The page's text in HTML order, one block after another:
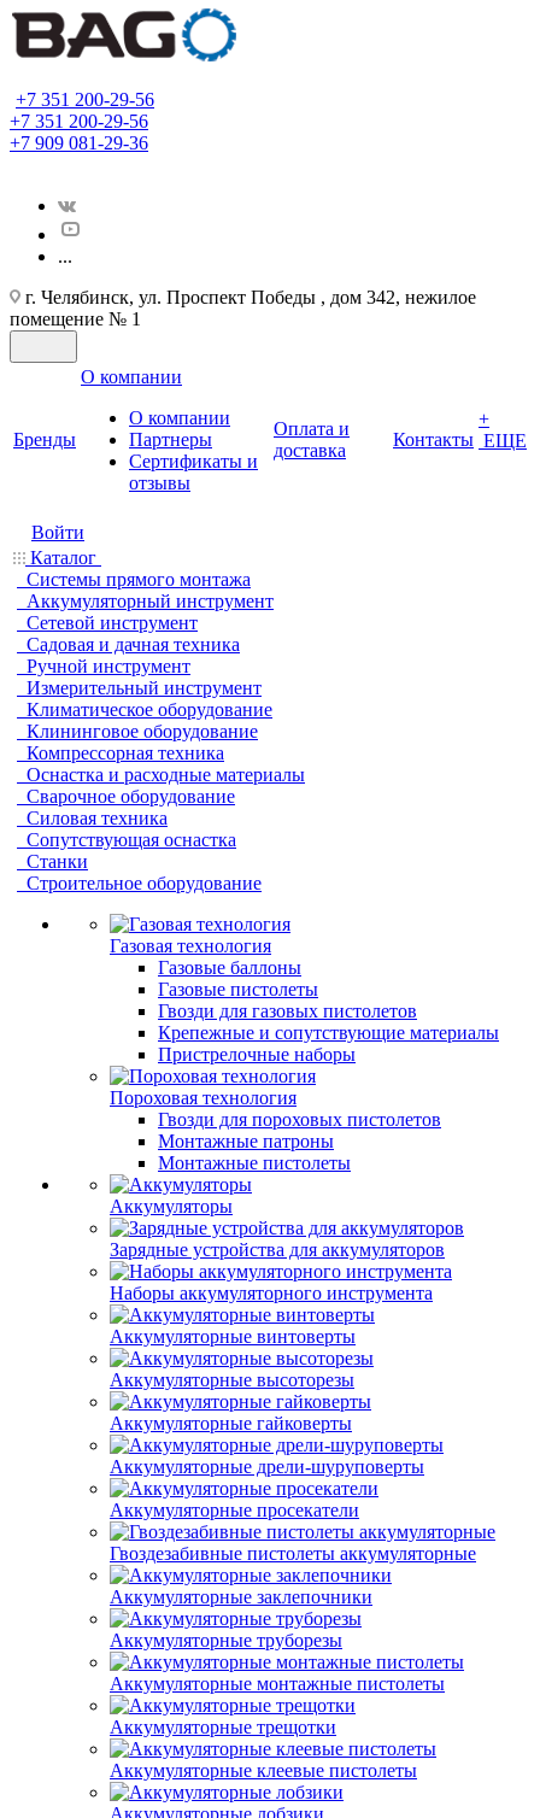
+7 351 200-29-56
+7 351 200-29-56
+7 909 081-29-36
...
г. Челябинск, ул. Проспект Победы , дом 342, нежилое
помещение № 1
Бренды
О компании
О компании
Партнеры
Cертификаты и
отзывы
Оплата и
доставка
Контакты
+
ЕЩЕ
Войти
Каталог
Системы прямого монтажа
Аккумуляторный инструмент
Сетевой инструмент
Садовая и дачная техника
Ручной инструмент
Измерительный инструмент
Климатическое оборудование
Клининговое оборудование
Компрессорная техника
Оснастка и расходные материалы
Сварочное оборудование
Силовая техника
Сопутствующая оснастка
Станки
Строительное оборудование
Газовая технология
Газовые баллоны
Газовые пистолеты
Гвозди для газовых пистолетов
Крепежные и сопутствующие материалы
Пристрелочные наборы
Пороховая технология
Гвозди для пороховых пистолетов
Монтажные патроны
Монтажные пистолеты
Аккумуляторы
Зарядные устройства для аккумуляторов
Наборы аккумуляторного инструмента
Аккумуляторные винтоверты
Аккумуляторные высоторезы
Аккумуляторные гайковерты
Аккумуляторные дрели-шуруповерты
Аккумуляторные просекатели
Гвоздезабивные пистолеты аккумуляторные
Аккумуляторные заклепочники
Аккумуляторные труборезы
Аккумуляторные монтажные пистолеты
Аккумуляторные трещотки
Аккумуляторные клеевые пистолеты
Аккумуляторные лобзики